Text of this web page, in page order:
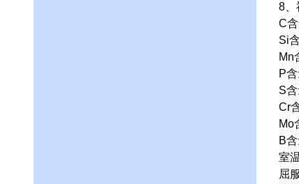
8、
C
Si
Mn
P
S
Cr
Mo
B
室
屈